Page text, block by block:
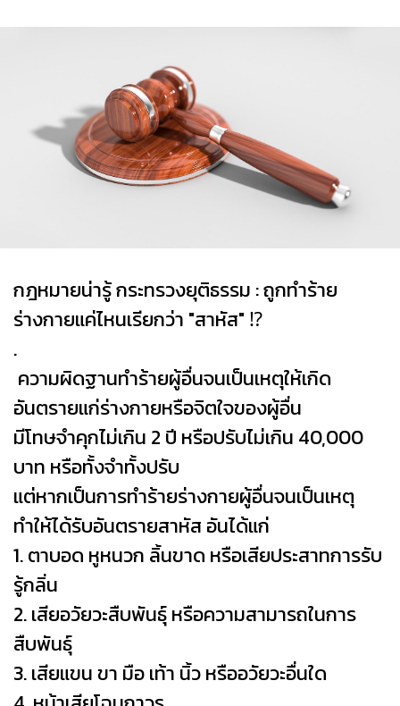
กฎหมายน่ารู้ กระทรวงยุติธรรม : ถูกทำร้าย
ร่างกายแค่ไหนเรียกว่า "สาหัส" ⁉
.
ความผิดฐานทำร้ายผู้อื่นจนเป็นเหตุให้เกิด
อันตรายแก่ร่างกายหรือจิตใจของผู้อื่น
มีโทษจำคุกไม่เกิน 2 ปี หรือปรับไม่เกิน 40,000
บาท หรือทั้งจำทั้งปรับ
แต่หากเป็นการทำร้ายร่างกายผู้อื่นจนเป็นเหตุ
ทำให้ได้รับอันตรายสาหัส อันได้แก่
1. ตาบอด หูหนวก ลิ้นขาด หรือเสียประสาทการรับ
รู้กลิ่น
2. เสียอวัยวะสืบพันธุ์ หรือความสามารถในการ
สืบพันธุ์
3. เสียแขน ขา มือ เท้า นิ้ว หรืออวัยวะอื่นใด